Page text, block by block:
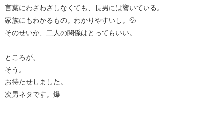
言葉にわざわざしなくても、長男には響いている。
家族にもわかるもの。わかりやすいし。💦
そのせいか、二人の関係はとってもいい。
ところが、
そう。
お待たせしました。
次男ネタです。爆